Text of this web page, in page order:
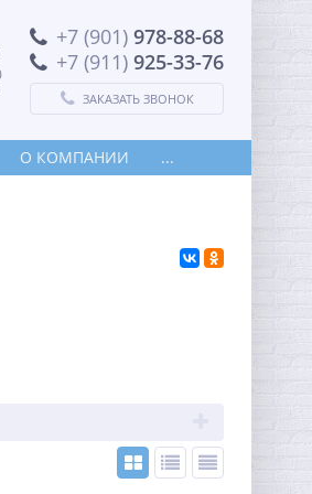
+7 (901) 978-88-68
+7 (911) 925-33-76
ЗАКАЗАТЬ ЗВОНОК
О КОМПАНИИ ...